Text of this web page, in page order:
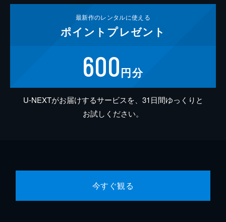
最新作のレンタルに使える
ポイント プレゼント
600円分
U-NEXTがお届けするサービスを、31日間ゆっくりと
お試しください。
今すぐ観る